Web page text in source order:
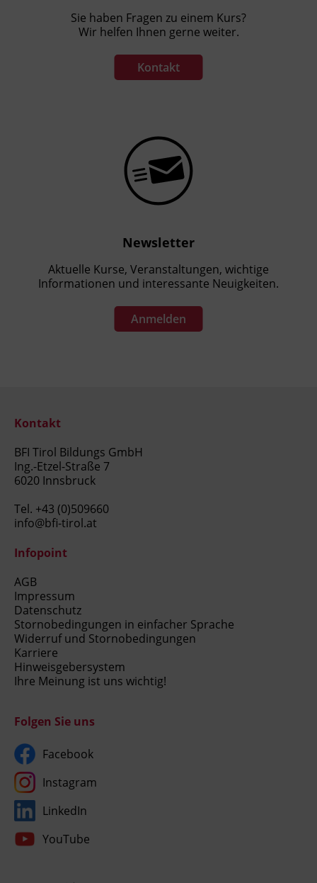
Sie haben Fragen zu einem Kurs?
Wir helfen Ihnen gerne weiter.
Kontakt
Newsletter
Aktuelle Kurse, Veranstaltungen, wichtige
Informationen und interessante Neuigkeiten.
Anmelden
Kontakt
BFI Tirol Bildungs GmbH
Ing.-Etzel-Straße 7
6020 Innsbruck
Tel. +43 (0)509660
info@bfi-tirol.at
Infopoint
AGB
Impressum
Datenschutz
Stornobedingungen in einfacher Sprache
Widerruf und Stornobedingungen
Karriere
Hinweisgebersystem
Ihre Meinung ist uns wichtig!
Folgen Sie uns
Facebook
Instagram
LinkedIn
YouTube